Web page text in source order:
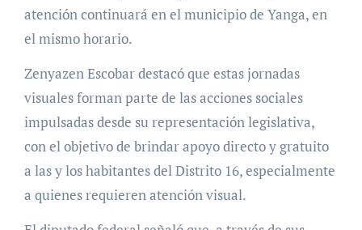
atención continuará en el municipio de Yanga, en
el mismo horario.
Zenyazen Escobar destacó que estas jornadas
visuales forman parte de las acciones sociales
impulsadas desde su representación legislativa,
con el objetivo de brindar apoyo directo y gratuito
a las y los habitantes del Distrito 16, especialmente
a quienes requieren atención visual.